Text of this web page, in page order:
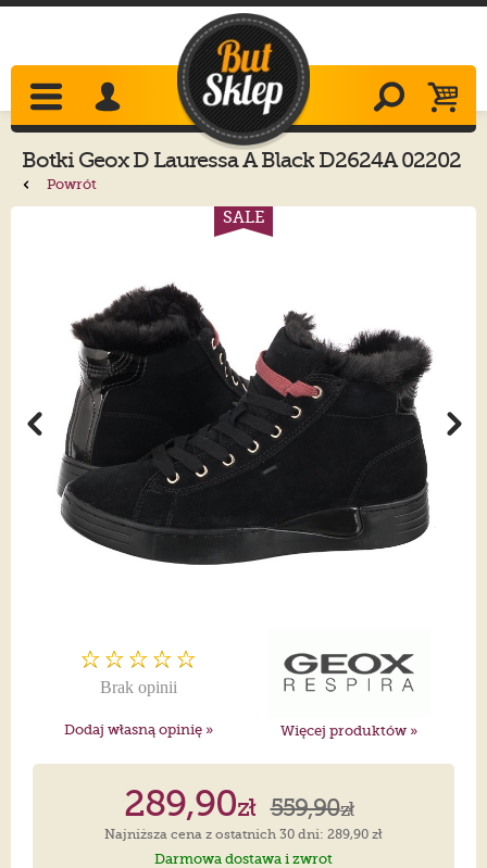
Botki Geox D Lauressa A Black D2624A 02202
C9999
Powrót
SALE
Brak opinii
Dodaj własną opinię » Więcej produktów »
289,90zł 559,90zł
Najniższa cena z ostatnich 30 dni: 289,90 zł
Darmowa dostawa i zwrot